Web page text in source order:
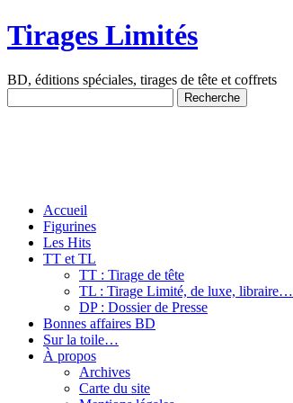
Tirages Limités
BD, éditions spéciales, tirages de tête et coffrets
Accueil
Figurines
Les Hits
TT et TL
TT : Tirage de tête
TL : Tirage Limité, de luxe, libraire…
DP : Dossier de Presse
Bonnes affaires BD
Sur la toile…
À propos
Archives
Carte du site